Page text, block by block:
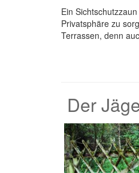
Ein
Privatsphäre zu
Terrassen, denn
Der